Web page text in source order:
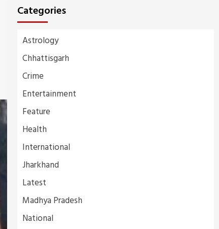
Categories
Astrology
Chhattisgarh
Crime
Entertainment
Feature
Health
International
Jharkhand
Latest
Madhya Pradesh
National